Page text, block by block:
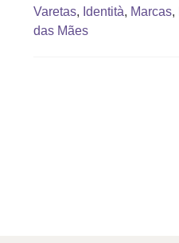
Varetas, Identità, Marcas,
das Mães